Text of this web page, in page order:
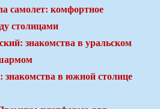
самолет: комфортное
столицами
знакомства в уральском
знакомства в южной столице